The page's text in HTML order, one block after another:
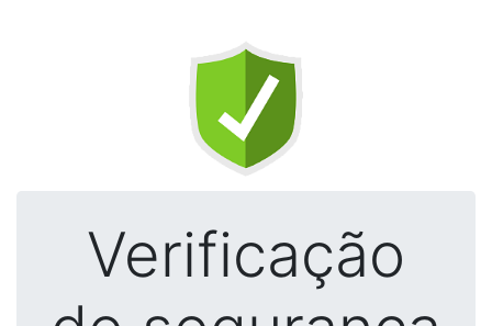
Verificação